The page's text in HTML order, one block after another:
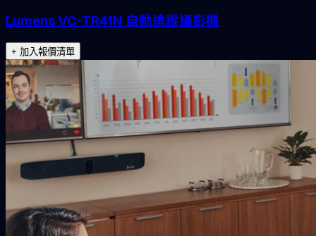
Lumens VC-TR41N 自動追蹤攝影機
+ 加入報價清單